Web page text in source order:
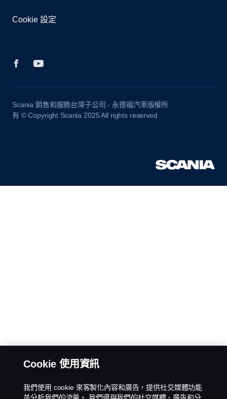
Cookie 設定
Scania 銷售和服務台灣子公司 - 永德福汽車版權所
有 © Copyright Scania 2025 All rights reserved
Cookie 使用資訊
我們使用 cookie 來客製化內容和廣告，提供社交媒體功能